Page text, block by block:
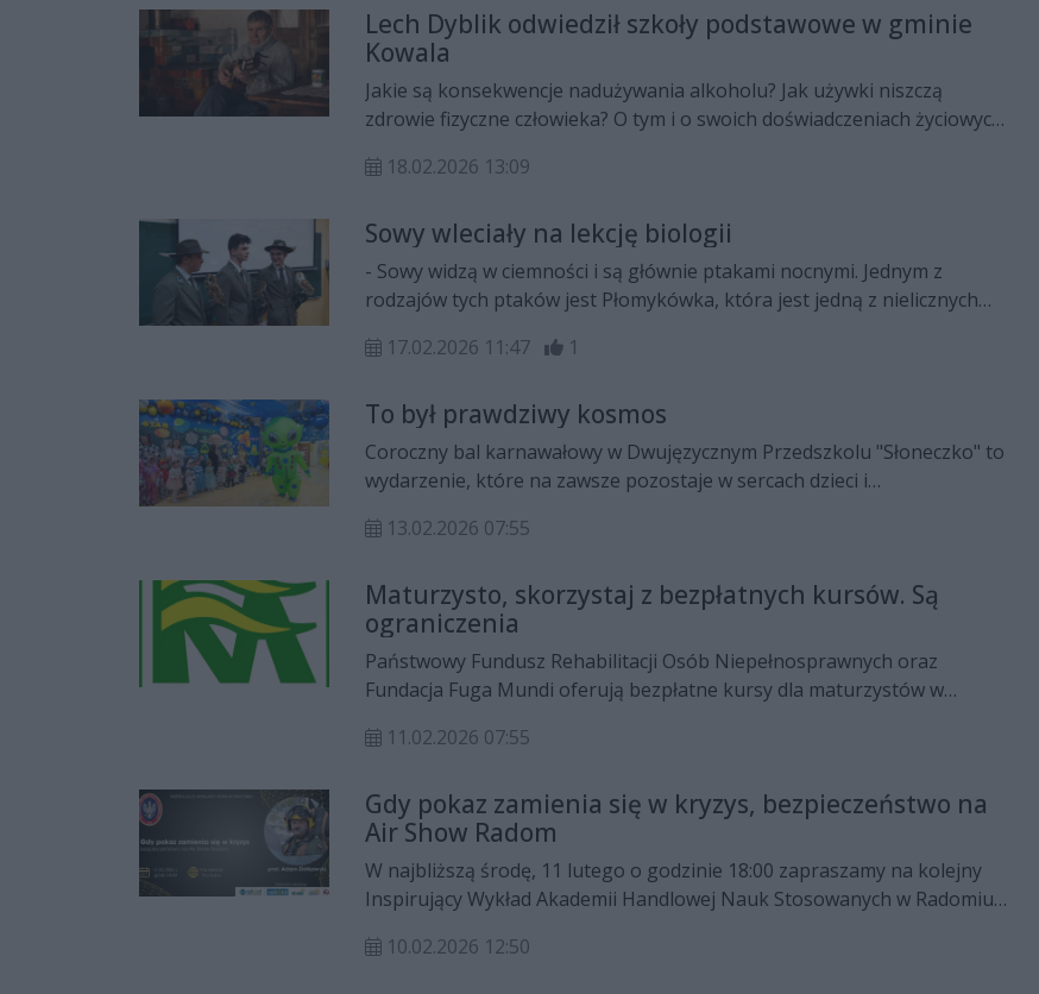
Lech Dyblik odwiedził szkoły podstawowe w gminie
Kowala
Jakie są konsekwencje nadużywania alkoholu? Jak używki niszczą
zdrowie fizyczne człowieka? O tym i o swoich doświadczeniach życiowych
18.02.2026 13:09
Sowy wleciały na lekcję biologii
- Sowy widzą w ciemności i są głównie ptakami nocnymi. Jednym z
rodzajów tych ptaków jest Płomykówka, która jest jedną z nielicznych
z III Liceum Ogólnokształcącego w Radomiu.
17.02.2026 11:47 1
To był prawdziwy kosmos
Coroczny bal karnawałowy w Dwujęzycznym Przedszkolu "Słoneczko" to
wydarzenie, które na zawsze pozostaje w sercach dzieci i
13.02.2026 07:55
Maturzysto, skorzystaj z bezpłatnych kursów. Są
ograniczenia
Państwowy Fundusz Rehabilitacji Osób Niepełnosprawnych oraz
Fundacja Fuga Mundi oferują bezpłatne kursy dla maturzystów w
niepełnosprawności, szczegół poniżej
11.02.2026 07:55
Gdy pokaz zamienia się w kryzys, bezpieczeństwo na
Air Show Radom
W najbliższą środę, 11 lutego o godzinie 18:00 zapraszamy na kolejny
Inspirujący Wykład Akademii Handlowej Nauk Stosowanych w Radomiu.
webinar: Gdy pokaz zamienia się w kryzys – bezpieczeństwo na Air Show
10.02.2026 12:50